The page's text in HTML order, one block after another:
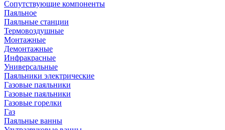
Сопутствующие компоненты
Паяльное
Паяльные станции
Термовоздушные
Монтажные
Демонтажные
Инфракрасные
Универсальные
Паяльники электрические
Газовые паяльники
Газовые паяльники
Газовые горелки
Газ
Паяльные ванны